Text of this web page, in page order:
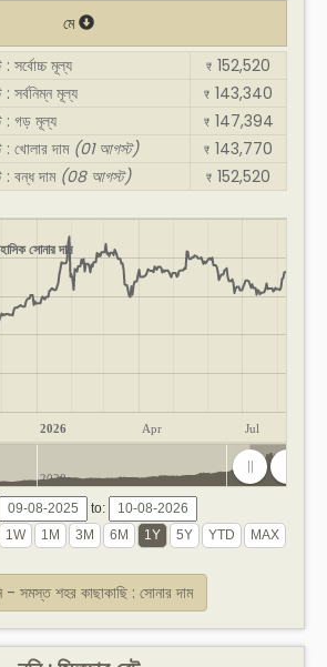
মে
সর্বোচ্চ মূল্য
₹ 152,520
সর্বনিম্ন মূল্য
₹ 143,340
: গড় মূল্য
₹ 147,394
খোলার দাম (01 আগস্ট) ₹ 143,770
বন্ধ দাম (08 আগস্ট) ₹ 152,520
সোনার দাম
2026 Apr Jul
2020 2025
to:
- সমস্ত শহর কাছাকাছি : সোনার দাম